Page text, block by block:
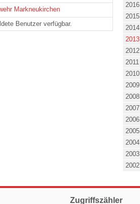
Markneukirchen
Benutzer verfügbar.
2016
2015
2014
2013
2012
2011
2010
2009
2008
2007
2006
2005
2004
2003
2002
Zugriffszähler